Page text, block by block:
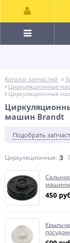
Каталог запчастей
Циркуляционные
Циркуляционные
машин Brandt
Подобрать
Циркуляционные: 3
машины
450